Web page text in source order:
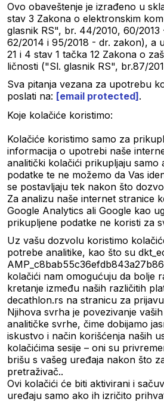
Ovo obaveštenje je izrađeno u
stav 3 Zakona o elektronskim
glasnik RS", br. 44/2010, 60/2013
62/2014 i 95/2018 - dr. zakon), a
21 i 4 stav 1 tačka 12 Zakona o
ličnosti ("Sl. glasnik RS", br.87/
Sva pitanja vezana za upotrebu
poslati na: [email protected].
Koje kolačiće koristimo:
Kolačiće koristimo samo za
informacija o upotrebi naše
analitički kolačići prikupljaju samo
podatke te ne možemo da Vas
se postavljaju tek nakon što
Za analizu naše internet stranice
Google Analytics ali Google kao
prikupljene podatke ne koristi za
Uz vašu dozvolu koristimo
potrebe analitike, kao što su
kolačići nam omogućuju da bolje
kretanje između naših različitih
decathlon.rs na stranicu za
Njihova svrha je povezivanje
analitičke svrhe, čime dobijamo
iskustvo i način korišćenja naših
kolačićima sesije – oni su
brišu s vašeg uređaja nakon što
pretraživač..
Ovi kolačići će biti aktivirani i
uređaju samo ako ih izričito